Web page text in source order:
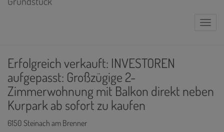
Erfolgreich verkauft: INVESTOREN
aufgepasst: Großzügige 2-
Zimmerwohnung mit Balkon direkt neben
Kurpark ab sofort zu kaufen
6150 Steinach am Brenner